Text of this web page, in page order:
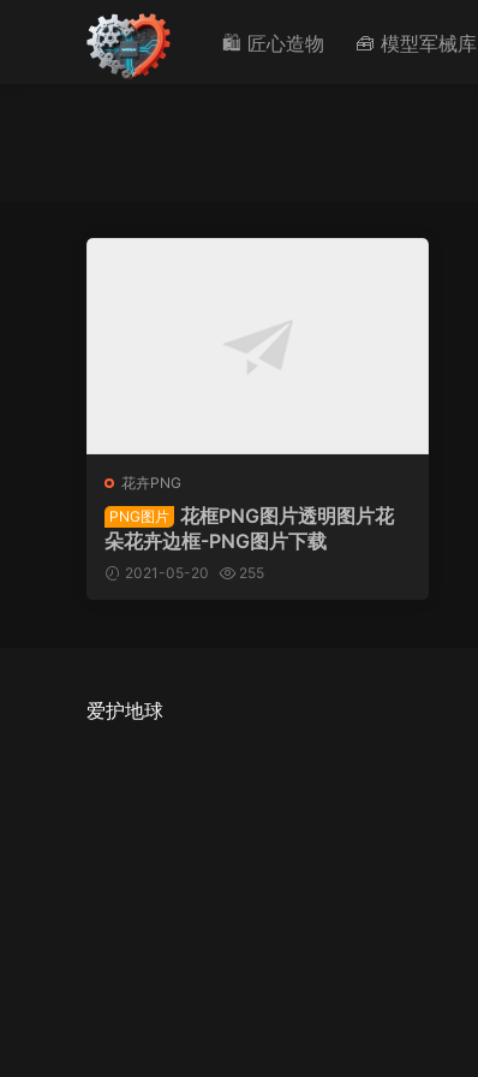
🛍️ 匠心造物 🧰 模型军械库
花卉PNG
PNG图片 花框PNG图片透明图片花
朵花卉边框-PNG图片下载
2021-05-20 255
爱护地球